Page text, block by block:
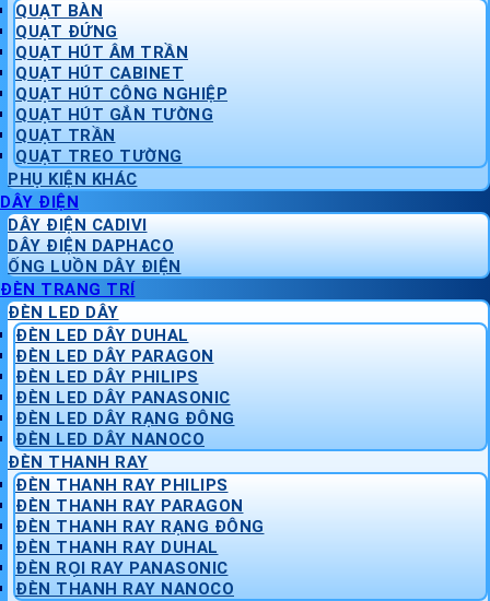
QUẠT BÀN
QUẠT ĐỨNG
QUẠT HÚT ÂM TRẦN
QUẠT HÚT CABINET
QUẠT HÚT CÔNG NGHIỆP
QUẠT HÚT GẮN TƯỜNG
QUẠT TRẦN
QUẠT TREO TƯỜNG
PHỤ KIỆN KHÁC
DÂY ĐIỆN
DÂY ĐIỆN CADIVI
DÂY ĐIỆN DAPHACO
ỐNG LUỒN DÂY ĐIỆN
ĐÈN TRANG TRÍ
ĐÈN LED DÂY
ĐÈN LED DÂY DUHAL
ĐÈN LED DÂY PARAGON
ĐÈN LED DÂY PHILIPS
ĐÈN LED DÂY PANASONIC
ĐÈN LED DÂY RẠNG ĐÔNG
ĐÈN LED DÂY NANOCO
ĐÈN THANH RAY
ĐÈN THANH RAY PHILIPS
ĐÈN THANH RAY PARAGON
ĐÈN THANH RAY RẠNG ĐÔNG
ĐÈN THANH RAY DUHAL
ĐÈN RỌI RAY PANASONIC
ĐÈN THANH RAY NANOCO